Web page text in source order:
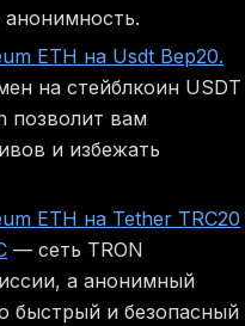
ETH на Usdt Bep20.
на стейблкоин USDT
позволит вам
и избежать
ETH на Tether TRC20
— сеть TRON
а анонимный
быстрый и безопасный